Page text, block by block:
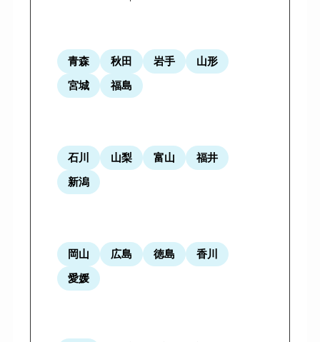
青森 秋田 岩手
山形
宮城
福島
石川 山梨 富山
福井
新潟
岡山 広島 徳島
香川
愛媛